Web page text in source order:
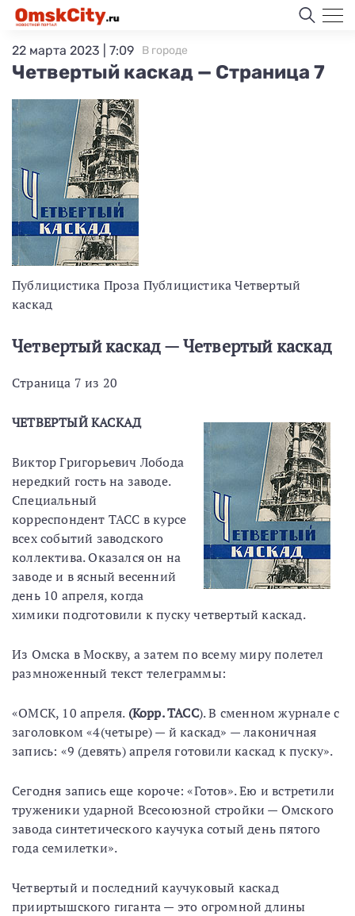
Четвертый каскад — Страница 7
22 марта 2023 | 7:09 В городе
Публицистика Проза Публицистика Четвертый
каскад
Четвертый каскад — Четвертый каскад
Страница 7 из 20
ЧЕТВЕРТЫЙ КАСКАД
Виктор Григорьевич Лобода
нередкий гость на заводе.
Специальный
корреспондент ТАСС в курсе
всех событий заводского
коллектива. Оказался он на
заводе и в ясный весенний
день 10 апреля, когда
химики подготовили к пуску четвертый каскад.
Из Омска в Москву, а затем по всему миру полетел
размноженный текст телеграммы:
«ОМСК, 10 апреля. (Корр. ТАСС). В сменном журнале с
заголовком «4(четыре) — й каскад» — лаконичная
запись: «9 (девять) апреля готовили каскад к пуску».
Сегодня запись еще короче: «Готов». Ею и встретили
труженики ударной Всесоюзной стройки — Омского
завода синтетического каучука сотый день пятого
года семилетки».
Четвертый и последний каучуковый каскад
прииртышского гиганта — это огромной длины